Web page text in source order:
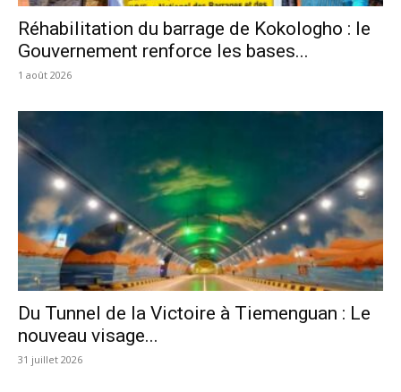
Réhabilitation du barrage de Kokologho : le
Gouvernement renforce les bases...
1 août 2026
Du Tunnel de la Victoire à Tiemenguan : Le
nouveau visage...
31 juillet 2026